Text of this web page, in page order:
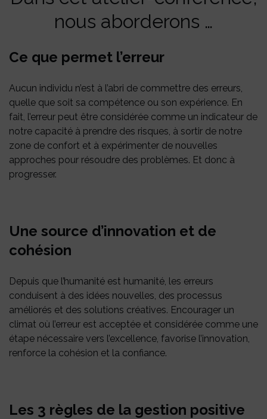
nous aborderons …
Ce que permet l’erreur
Aucun individu n’est à l’abri de commettre des erreurs,
quelle que soit sa compétence ou son expérience. En
fait, l’erreur peut être considérée comme un indicateur de
notre capacité à prendre des risques, à sortir de notre
zone de confort et à expérimenter de nouvelles
approches pour résoudre des problèmes. Et donc à
progresser.
Une source d’innovation et de
cohésion
Depuis que l’humanité est humanité, les erreurs
conduisent à des idées nouvelles, des processus
améliorés et des solutions créatives. Encourager un
climat où l’erreur est acceptée et considérée comme une
étape nécessaire vers l’excellence, favorise l’innovation,
renforce la cohésion et la confiance.
Les 3 règles de la gestion positive